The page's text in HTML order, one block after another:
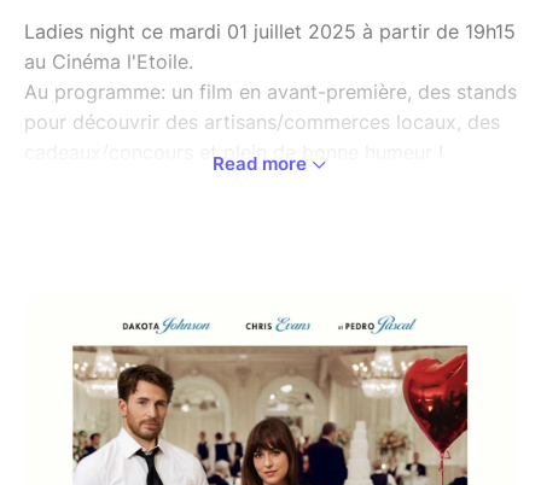
Ladies night ce mardi 01 juillet 2025 à partir de 19h15
au Cinéma l'Etoile.
Au programme: un film en avant-première, des stands
pour découvrir des artisans/commerces locaux, des
cadeaux/concours et plein de bonne humeur !
romance - YouTube
Aucun remboursement possible des places. Celles-ci
ne sont pas nominatives; vous pouvez céder votre
place à une autre personne.
Read more